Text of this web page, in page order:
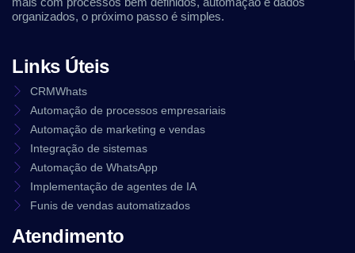
organizados, o próximo passo é simples.
Links Úteis
CRMWhats
Automação de processos empresariais
Automação de marketing e vendas
Integração de sistemas
Automação de WhatsApp
Implementação de agentes de IA
Funis de vendas automatizados
Atendimento